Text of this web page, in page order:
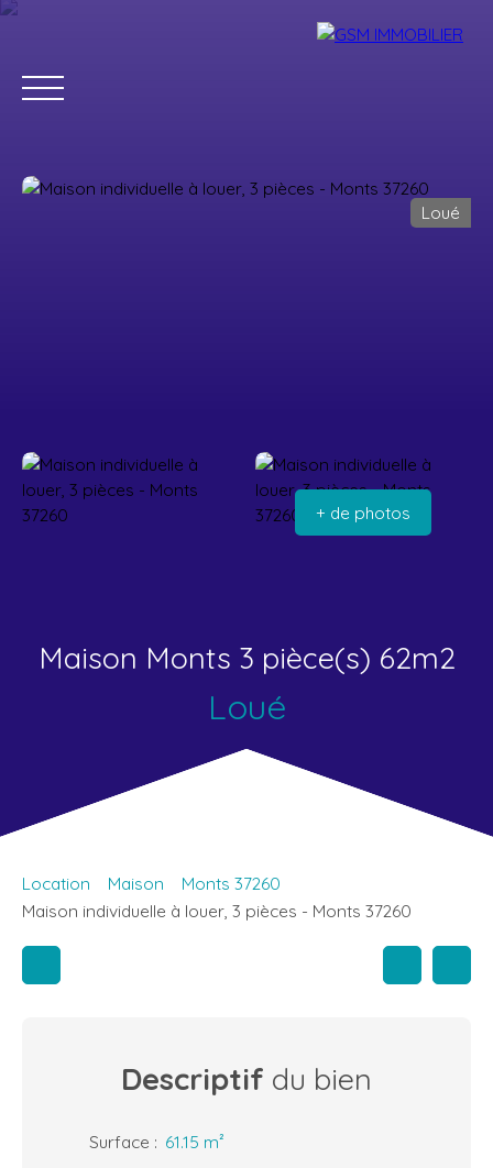
Parrainage
Loué
+ de photos
Maison Monts 3 pièce(s) 62m2
Loué
Location Maison
Monts 37260
Maison individuelle à louer, 3 pièces - Monts 37260
Descriptif du bien
Surface : 61.15 m²